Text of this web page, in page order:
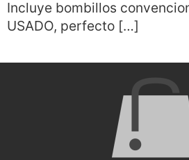
Incluye bombillos
USADO, perfecto […]